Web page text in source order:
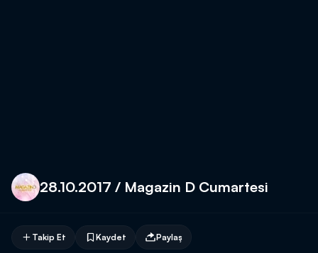
28.10.2017 / Magazin D Cumartesi
Takip Et Kaydet Paylaş